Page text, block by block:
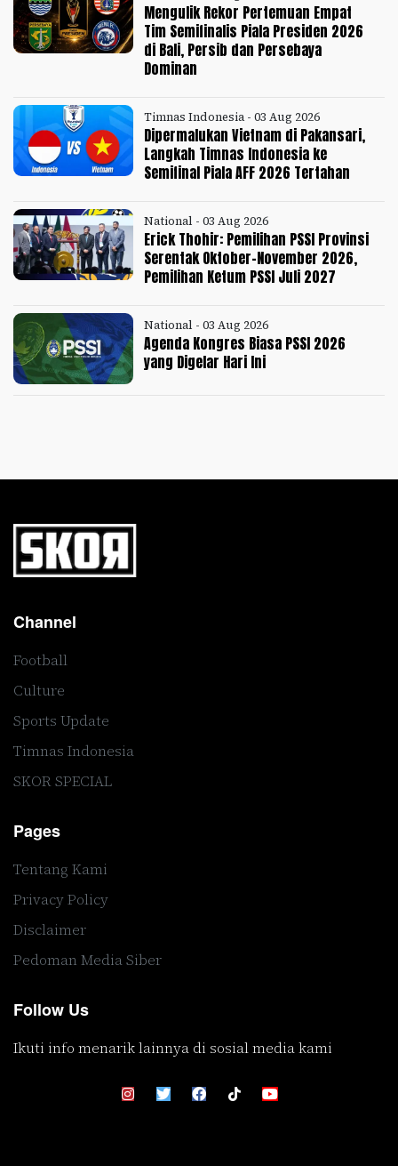
Mengulik Rekor Pertemuan Empat
Tim Semifinalis Piala Presiden 2026
di Bali, Persib dan Persebaya
Dominan
Timnas Indonesia - 03 Aug 2026
Dipermalukan Vietnam di Pakansari,
Langkah Timnas Indonesia ke
Semifinal Piala AFF 2026 Tertahan
National - 03 Aug 2026
Erick Thohir: Pemilihan PSSI Provinsi
Serentak Oktober-November 2026,
Pemilihan Ketum PSSI Juli 2027
National - 03 Aug 2026
Agenda Kongres Biasa PSSI 2026
yang Digelar Hari Ini
Channel
Football
Culture
Sports Update
Timnas Indonesia
SKOR SPECIAL
Pages
Tentang Kami
Privacy Policy
Disclaimer
Pedoman Media Siber
Follow Us
Ikuti info menarik lainnya di sosial media kami